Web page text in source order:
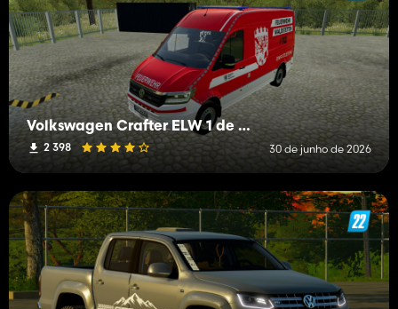
Volkswagen Crafter ELW 1 de BF Waldstetten
2 398 30 de junho de 2026